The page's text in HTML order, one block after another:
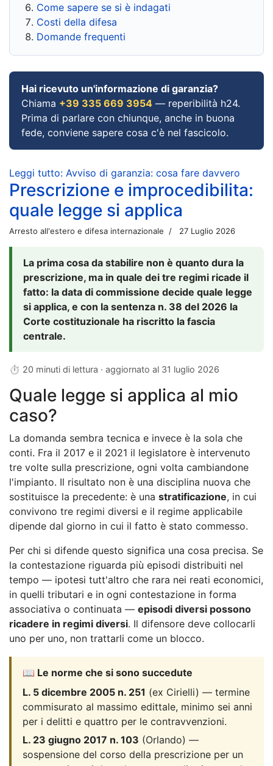
Come sapere se si è indagati
Costi della difesa
Domande frequenti
Hai ricevuto un'informazione di garanzia?
Chiama +39 335 669 3954 — reperibilità h24.
Prima di parlare con chiunque, anche in buona
fede, conviene sapere cosa c'è nel fascicolo.
Leggi tutto: Avviso di garanzia: cosa fare davvero
Prescrizione e improcedibilita:
quale legge si applica
Arresto all'estero e difesa internazionale 27 Luglio 2026
La prima cosa da stabilire non è quanto dura la
prescrizione, ma in quale dei tre regimi ricade il
fatto: la data di commissione decide quale legge
si applica, e con la sentenza n. 38 del 2026 la
Corte costituzionale ha riscritto la fascia
centrale.
⏱ 20 minuti di lettura · aggiornato al 31 luglio 2026
Quale legge si applica al mio
caso?
La domanda sembra tecnica e invece è la sola che
conti. Fra il 2017 e il 2021 il legislatore è intervenuto
tre volte sulla prescrizione, ogni volta cambiandone
l'impianto. Il risultato non è una disciplina nuova che
sostituisce la precedente: è una stratificazione, in cui
convivono tre regimi diversi e il regime applicabile
dipende dal giorno in cui il fatto è stato commesso.
Per chi si difende questo significa una cosa precisa. Se
la contestazione riguarda più episodi distribuiti nel
tempo — ipotesi tutt'altro che rara nei reati economici,
in quelli tributari e in ogni contestazione in forma
associativa o continuata — episodi diversi possono
ricadere in regimi diversi. Il difensore deve collocarli
uno per uno, non trattarli come un blocco.
📖 Le norme che si sono succedute
L. 5 dicembre 2005 n. 251 (ex Cirielli) — termine
commisurato al massimo edittale, minimo sei anni
per i delitti e quattro per le contravvenzioni.
L. 23 giugno 2017 n. 103 (Orlando) —
sospensione del corso della prescrizione per un